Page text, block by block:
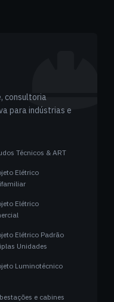
consultoria
para indústrias e
Técnicos & ART
Elétrico
Elétrico
Elétrico Padrão
Unidades
Luminotécnico
e cabines